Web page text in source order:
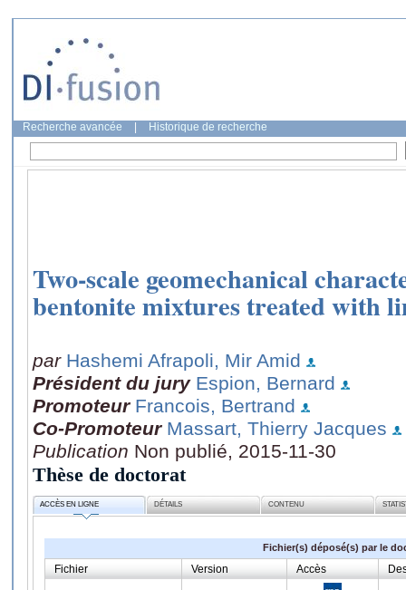
Recherche avancée Historique de recherche
Two-scale geomechanical
bentonite mixtures treated with
par Hashemi Afrapoli, Mir Amid
Président du jury Espion, Bernard
Promoteur Francois, Bertrand
Co-Promoteur Massart, Thierry Jacques
Publication Non publié, 2015-11-30
Thèse de doctorat
ACCÈS EN LIGNE DÉTAILS CONTENU
Fichier(s) déposé(s) par le
Fichier Version Accès